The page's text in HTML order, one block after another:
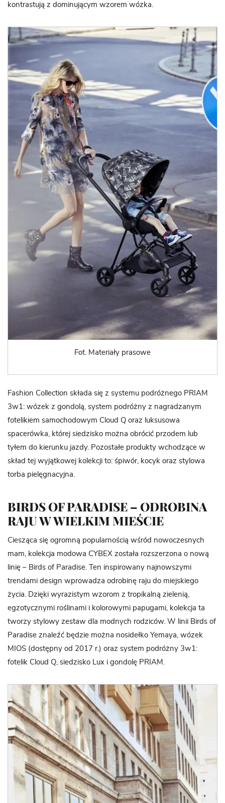
kontrastują z dominującym wzorem wózka.
Fot. Materiały prasowe
Fashion Collection składa się z systemu podróżnego PRIAM
3w1: wózek z gondolą, system podróżny z nagradzanym
fotelikiem samochodowym Cloud Q oraz luksusowa
spacerówka, której siedzisko można obrócić przodem lub
tyłem do kierunku jazdy. Pozostałe produkty wchodzące w
skład tej wyjątkowej kolekcji to: śpiwór, kocyk oraz stylowa
torba pielęgnacyjna.
BIRDS OF PARADISE – ODROBINA
RAJU W WIELKIM MIEŚCIE
Ciesząca się ogromną popularnością wśród nowoczesnych
mam, kolekcja modowa CYBEX została rozszerzona o nową
linię – Birds of Paradise. Ten inspirowany najnowszymi
trendami design wprowadza odrobinę raju do miejskiego
życia. Dzięki wyrazistym wzorom z tropikalną zielenią,
egzotycznymi roślinami i kolorowymi papugami, kolekcja ta
tworzy stylowy zestaw dla modnych rodziców. W linii Birds of
Paradise znaleźć będzie można nosidełko Yemaya, wózek
MIOS (dostępny od 2017 r.) oraz system podróżny 3w1:
fotelik Cloud Q, siedzisko Lux i gondolę PRIAM.